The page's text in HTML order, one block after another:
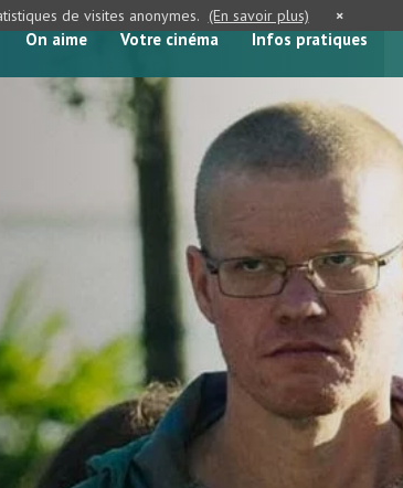
On aime Votre cinéma Infos pratiques
de visites anonymes. (En savoir plus) ×